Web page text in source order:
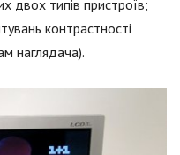
двох типів пристроїв;
контрастності
наглядача).